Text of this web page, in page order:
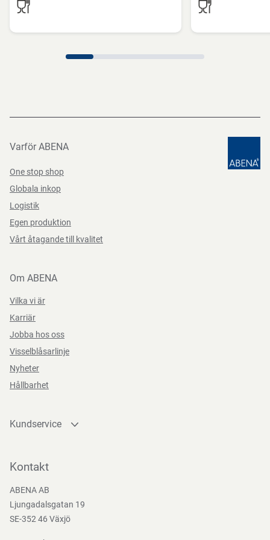
Varför ABENA
One stop shop
Globala inkop
Logistik
Egen produktion
Vårt åtagande till kvalitet
Om ABENA
Vilka vi är
Karriär
Jobba hos oss
Visselblåsarlinje
Nyheter
Hållbarhet
Kundservice
Bli kund
Nedladdningar
Kontakt
ABENA AB
Ljungadalsgatan 19
SE-352 46 Växjö